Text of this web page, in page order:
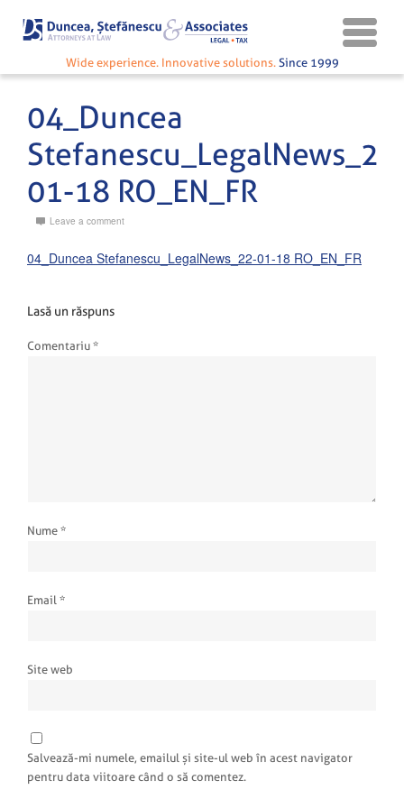
Wide experience. Innovative solutions. Since 1999
04_Duncea
01-18 RO_EN_FR
Leave a comment
04_Duncea Stefanescu_LegalNews_22-01-18 RO_EN_FR
Lasă un răspuns
Comentariu *
Nume *
Email *
Site web
Salvează-mi numele, emailul și site-ul web în acest navigator
pentru data viitoare când o să comentez.